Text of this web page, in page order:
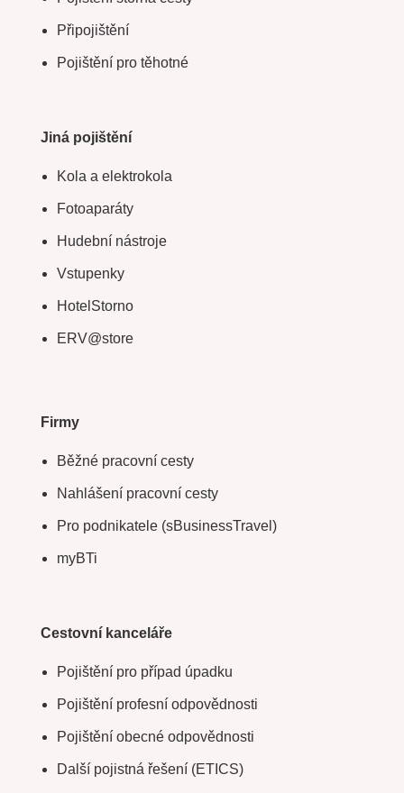
Připojištění
Pojištění pro těhotné
Jiná pojištění
Kola a elektrokola
Fotoaparáty
Hudební nástroje
Vstupenky
HotelStorno
ERV@store
Firmy
Běžné pracovní cesty
Nahlášení pracovní cesty
Pro podnikatele (sBusinessTravel)
myBTi
Cestovní kanceláře
Pojištění pro případ úpadku
Pojištění profesní odpovědnosti
Pojištění obecné odpovědnosti
Další pojistná řešení (ETICS)